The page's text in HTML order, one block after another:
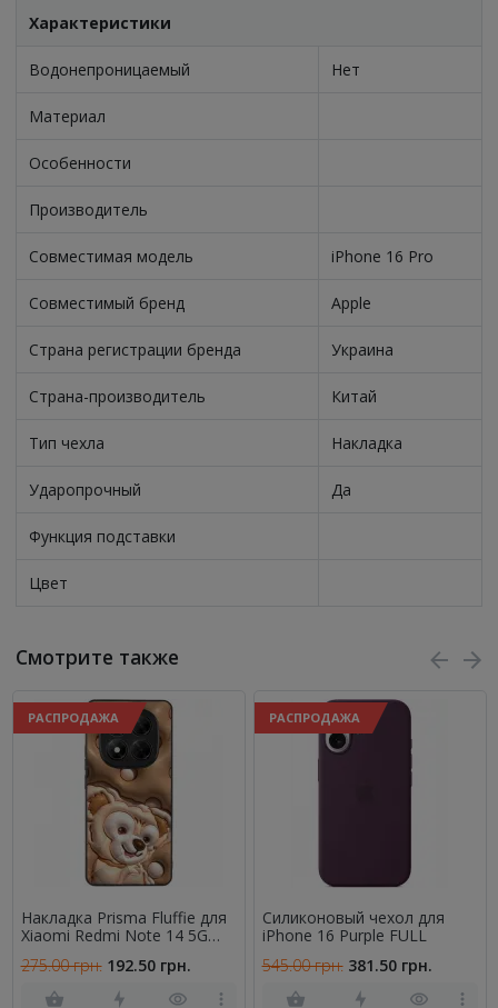
Характеристики
Водонепроницаемый Нет
Материал
Особенности
Производитель
Совместимая модель iPhone 16 Pro
Совместимый бренд Apple
Страна регистрации бренда Украина
Страна-производитель Китай
Тип чехла Накладка
Ударопрочный Да
Функция подставки
Цвет
Смотрите также
РАСПРОДАЖА
Накладка Prisma Fluffie для
Xiaomi Redmi Note 14 5G
275.00 грн. 192.50 грн.
РАСПРОДАЖА
Силиконовый чехол для
iPhone 16 Purple FULL
545.00 грн. 381.50 грн.